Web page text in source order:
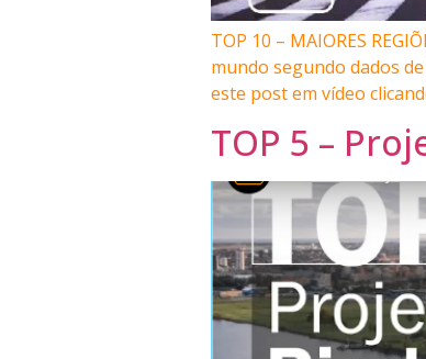
TOP 10 – MAIORES
mundo segundo dados
este post em vídeo
TOP 5 –